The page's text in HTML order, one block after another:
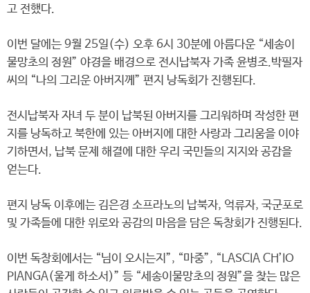
고 전했다.
이번 달에는 9월 25일(수) 오후 6시 30분에 아름다운 “세송이
물망초의 정원” 야경을 배경으로 전시납북자 가족 윤병조.박필자
씨의 “나의 그리운 아버지께” 편지 낭독회가 진행된다.
전시납북자 자녀 두 분이 납북된 아버지를 그리워하며 작성한 편
지를 낭독하고 북한에 있는 아버지에 대한 사랑과 그리움을 이야
기하면서, 납북 문제 해결에 대한 우리 국민들의 지지와 공감을
얻는다.
편지 낭독 이후에는 김은경 소프라노의 납북자, 억류자, 국군포로
및 가족들에 대한 위로와 공감의 마음을 담은 독창회가 진행된다.
이번 독창회에서는 “님이 오시는지”, “마중”, “LASCIA CH’IO
PIANGA(울게 하소서)” 등 “세송이물망초의 정원”을 찾는 많은